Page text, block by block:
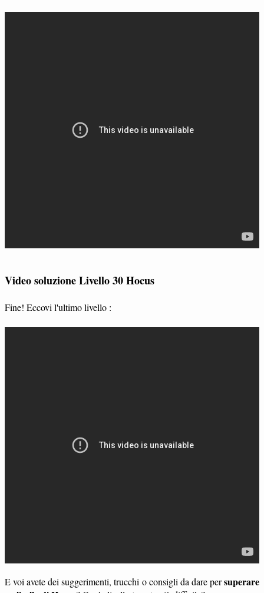
Video soluzione Livello 30 Hocus
Fine! Eccovi l'ultimo livello :
E voi avete dei suggerimenti, trucchi o consigli da dare persuperare